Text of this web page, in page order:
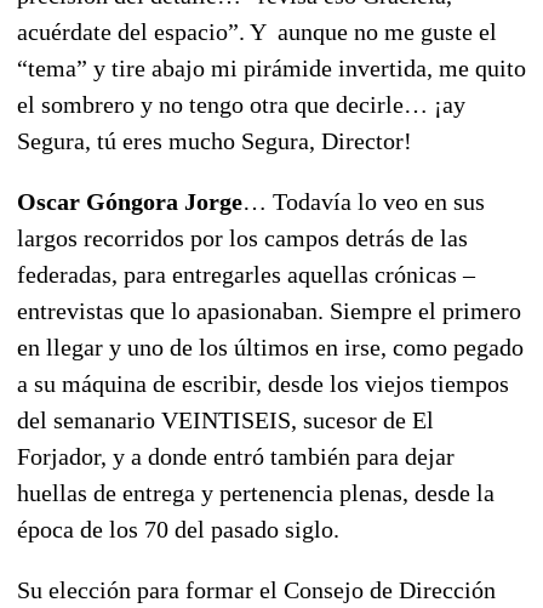
acuérdate del espacio”. Y aunque no me guste el
“tema” y tire abajo mi pirámide invertida, me quito
el sombrero y no tengo otra que decirle… ¡ay
Segura, tú eres mucho Segura, Director!
Oscar Góngora Jorge… Todavía lo veo en sus
largos recorridos por los campos detrás de las
federadas, para entregarles aquellas crónicas –
entrevistas que lo apasionaban. Siempre el primero
en llegar y uno de los últimos en irse, como pegado
a su máquina de escribir, desde los viejos tiempos
del semanario VEINTISEIS, sucesor de El
Forjador, y a donde entró también para dejar
huellas de entrega y pertenencia plenas, desde la
época de los 70 del pasado siglo.
Su elección para formar el Consejo de Dirección